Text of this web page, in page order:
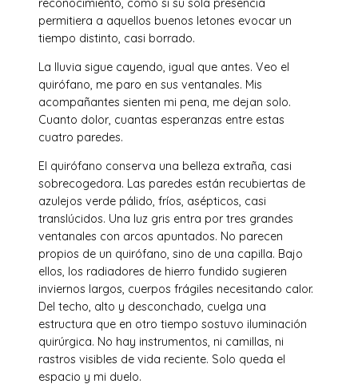
permitiera a aquellos buenos letones evocar un
tiempo distinto, casi borrado.
La lluvia sigue cayendo, igual que antes. Veo el
quirófano, me paro en sus ventanales. Mis
acompañantes sienten mi pena, me dejan solo.
Cuanto dolor, cuantas esperanzas entre estas
cuatro paredes.
El quirófano conserva una belleza extraña, casi
sobrecogedora. Las paredes están recubiertas de
azulejos verde pálido, fríos, asépticos, casi
translúcidos. Una luz gris entra por tres grandes
ventanales con arcos apuntados. No parecen
propios de un quirófano, sino de una capilla. Bajo
ellos, los radiadores de hierro fundido sugieren
inviernos largos, cuerpos frágiles necesitando calor.
Del techo, alto y desconchado, cuelga una
estructura que en otro tiempo sostuvo iluminación
quirúrgica. No hay instrumentos, ni camillas, ni
rastros visibles de vida reciente. Solo queda el
espacio y mi duelo.